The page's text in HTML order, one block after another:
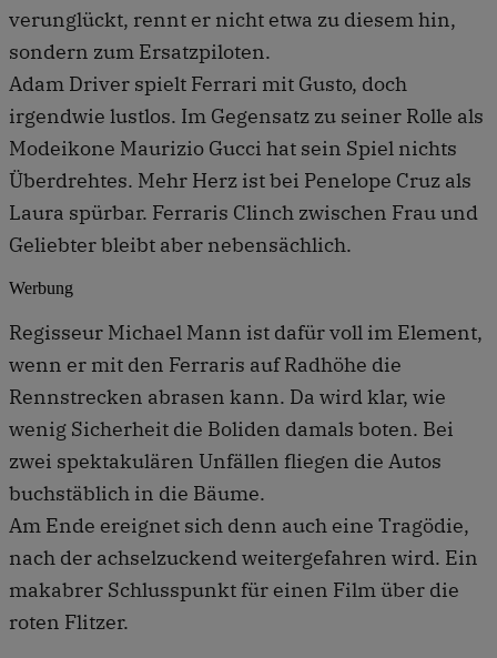
verunglückt, rennt er nicht etwa zu diesem hin,
sondern zum Ersatzpiloten.
Adam Driver spielt Ferrari mit Gusto, doch
irgendwie lustlos. Im Gegensatz zu seiner Rolle als
Modeikone Maurizio Gucci hat sein Spiel nichts
Überdrehtes. Mehr Herz ist bei Penelope Cruz als
Laura spürbar. Ferraris Clinch zwischen Frau und
Geliebter bleibt aber nebensächlich.
Werbung
Regisseur Michael Mann ist dafür voll im Element,
wenn er mit den Ferraris auf Radhöhe die
Rennstrecken abrasen kann. Da wird klar, wie
wenig Sicherheit die Boliden damals boten. Bei
zwei spektakulären Unfällen fliegen die Autos
buchstäblich in die Bäume.
Am Ende ereignet sich denn auch eine Tragödie,
nach der achselzuckend weitergefahren wird. Ein
makabrer Schlusspunkt für einen Film über die
roten Flitzer.